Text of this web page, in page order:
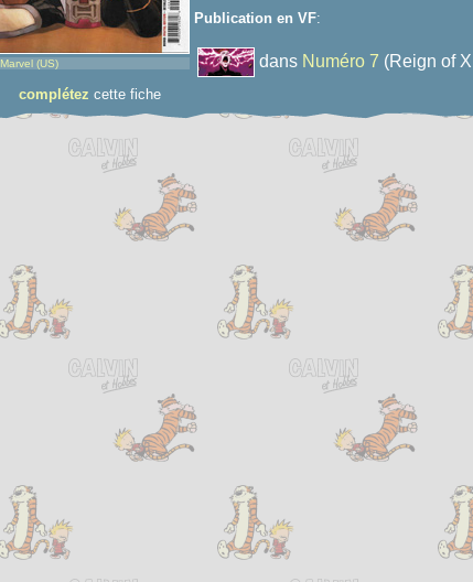
Marvel (US)
complétez cette fiche
Publication en VF:
dans Numéro 7 (Reign of